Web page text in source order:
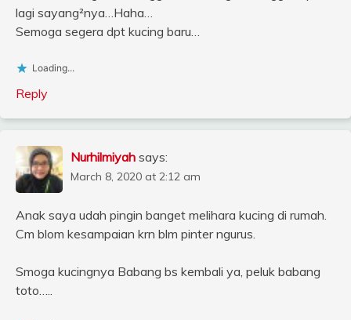
lagi sayang²nya…Haha…
Semoga segera dpt kucing baru…
Loading...
Reply
Nurhilmiyah says:
March 8, 2020 at 2:12 am
Anak saya udah pingin banget melihara kucing di rumah.
Cm blom kesampaian krn blm pinter ngurus.
Smoga kucingnya Babang bs kembali ya, peluk babang
toto…..